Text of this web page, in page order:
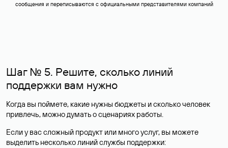
сообщения и переписываются с официальными представителями компаний
Шаг № 5. Решите, сколько линий
поддержки вам нужно
Когда вы поймете, какие нужны бюджеты и сколько человек
привлечь, можно думать о сценариях работы.
Если у вас сложный продукт или много услуг, вы можете
выделить несколько линий службы поддержки: